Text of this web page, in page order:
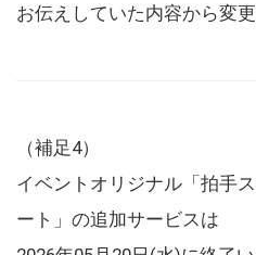
お伝えしていた内容から変更
（補足4）
イベントオリジナル「拍手
ート」の追加サービスは